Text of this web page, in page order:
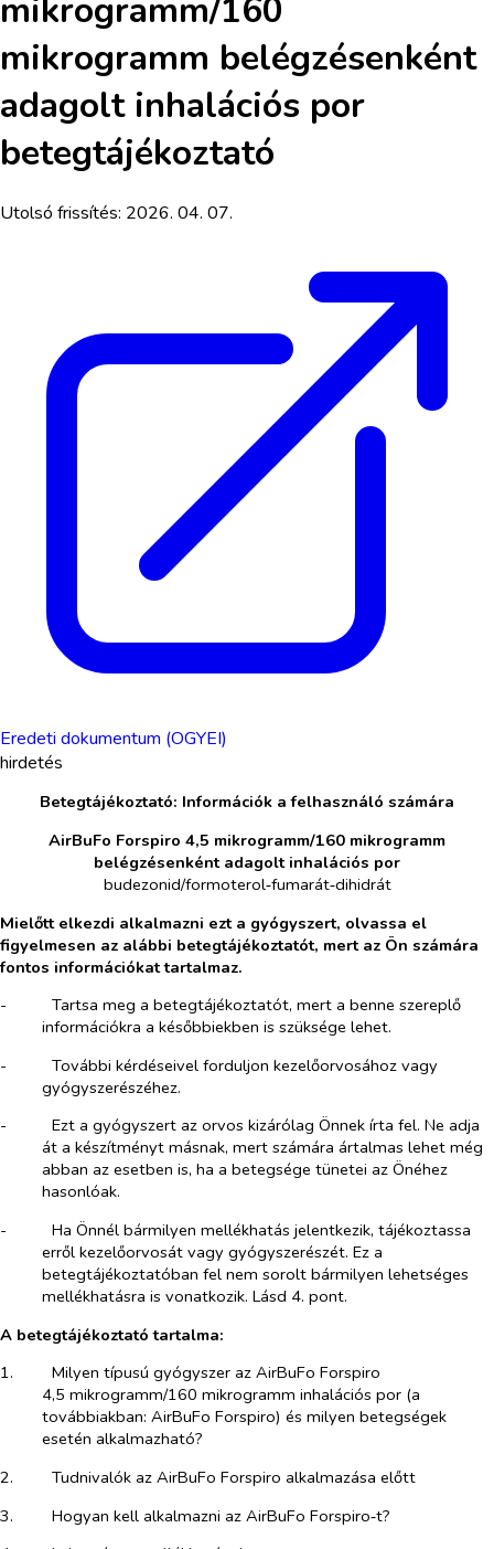
mikrogramm/160
mikrogramm belégzésenként
adagolt inhalációs por
betegtájékoztató
Utolsó frissítés: 2026. 04. 07.
Eredeti dokumentum (OGYEI)
hirdetés
Betegtájékoztató: Információk a felhasználó számára
AirBuFo Forspiro 4,5 mikrogramm/160 mikrogramm
belégzésenként adagolt inhalációs por
budezonid/formoterol‑fumarát‑dihidrát
Mielőtt elkezdi alkalmazni ezt a gyógyszert, olvassa el
figyelmesen az alábbi betegtájékoztatót, mert az Ön számára
fontos információkat tartalmaz.
-​
Tartsa meg a betegtájékoztatót, mert a benne szereplő
információkra a későbbiekben is szüksége lehet.
-​
További kérdéseivel forduljon kezelőorvosához vagy
gyógyszerészéhez.
-​
Ezt a gyógyszert az orvos kizárólag Önnek írta fel. Ne adja
át a készítményt másnak, mert számára ártalmas lehet még
abban az esetben is, ha a betegsége tünetei az Önéhez
hasonlóak.
-​
Ha Önnél bármilyen mellékhatás jelentkezik, tájékoztassa
erről kezelőorvosát vagy gyógyszerészét. Ez a
betegtájékoztatóban fel nem sorolt bármilyen lehetséges
mellékhatásra is vonatkozik. Lásd 4. pont.
A betegtájékoztató tartalma:
1.​
Milyen típusú gyógyszer az AirBuFo Forspiro
4,5 mikrogramm/160 mikrogramm inhalációs por (a
továbbiakban: AirBuFo Forspiro) és milyen betegségek
esetén alkalmazható?
2.​
Tudnivalók az AirBuFo Forspiro alkalmazása előtt
3.​
Hogyan kell alkalmazni az AirBuFo Forspiro‑t?